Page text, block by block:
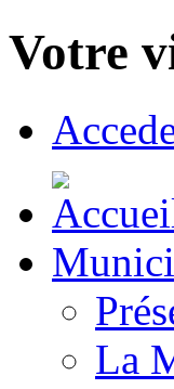
Votre
La